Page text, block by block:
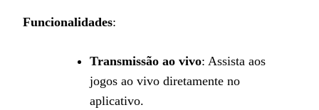
Funcionalidades:
Transmissão ao vivo: Assista aos
jogos ao vivo diretamente no
aplicativo.